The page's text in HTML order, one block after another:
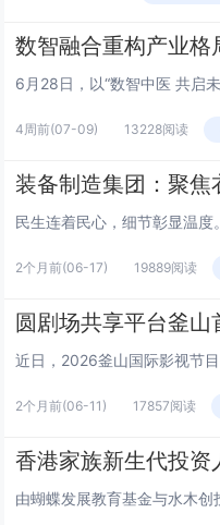
4周前(07-09) 13228阅读
装备制造集团：聚
2个月前(06-17) 19889阅读
2个月前(06-11) 17857阅读